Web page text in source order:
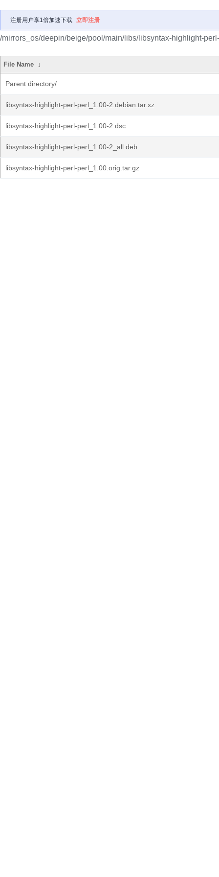
注册用户享1倍加速下载 立即注册
/mirrors_os/deepin/beige/pool/main/libs/libsyntax-highlight-
File Name ↓
Parent directory/
libsyntax-highlight-perl-perl_1.00-2.debian.tar.xz
libsyntax-highlight-perl-perl_1.00-2.dsc
libsyntax-highlight-perl-perl_1.00-2_all.deb
libsyntax-highlight-perl-perl_1.00.orig.tar.gz